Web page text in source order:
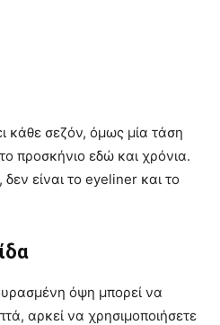
κάθε σεζόν, όμως μία τάση
προσκήνιο εδώ και χρόνια.
είναι το eyeliner και το
όψη μπορεί να
αρκεί να χρησιμοποιήσετε